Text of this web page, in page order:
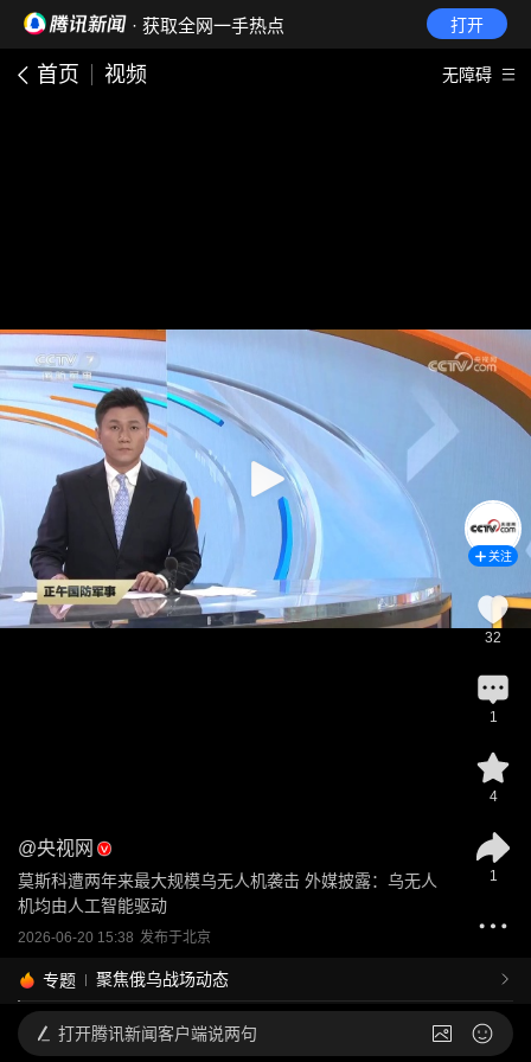
· 获取全网一手热点 打开
首页 视频 无障碍
@央视网
莫斯科遭两年来最大规模乌无人机袭击 外媒披露：乌无人
机均由人工智能驱动
2026-06-20 15:38 发布于北京
专题 聚焦俄乌战场动态
关注
32
1
4
1
打开腾讯新闻客户端说两句